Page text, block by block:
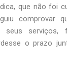
que não foi
comprovar
seus serviços,
o prazo